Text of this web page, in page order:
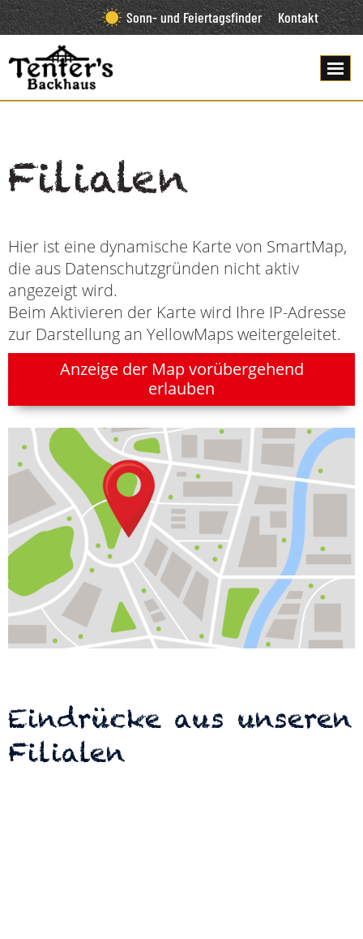
Sonn- und Feiertagsfinder Kontakt
Filialen
Hier ist eine dynamische Karte von SmartMap,
die aus Datenschutzgründen nicht aktiv
angezeigt wird.
Beim Aktivieren der Karte wird Ihre IP-Adresse
zur Darstellung an YellowMaps weitergeleitet.
Anzeige der Map vorübergehend
erlauben
Eindrücke aus unseren
Filialen